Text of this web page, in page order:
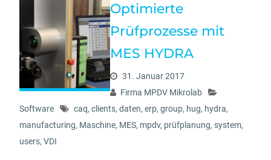
Optimierte
Prüfprozesse mit
MES HYDRA
31. Januar 2017
Firma MPDV Mikrolab
Software
caq, clients, daten, erp, group, hug, hydra,
manufacturing, Maschine, MES, mpdv, prüfplanung, system,
users, VDI